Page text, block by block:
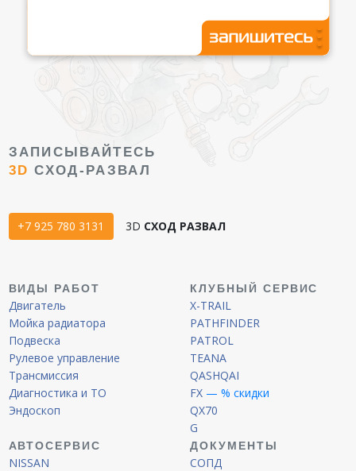
ЗАПИСЫВАЙТЕСЬ
3D СХОД-РАЗВАЛ
+7 925 780 3131 3D СХОД РАЗВАЛ
ВИДЫ РАБОТ
Двигатель
Мойка радиатора
Подвеска
Рулевое управление
Трансмиссия
Диагностика и ТО
Эндоскоп
КЛУБНЫЙ СЕРВИС
X-TRAIL
PATHFINDER
PATROL
TEANA
QASHQAI
FX — % скидки
QX70
G
АВТОСЕРВИС
NISSAN
ДОКУМЕНТЫ
СОПД